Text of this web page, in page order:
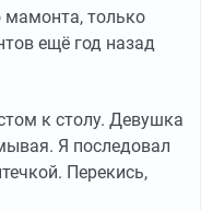
мамонта, только
ещё год назад
к столу. Девушка
Я последовал
Перекись,